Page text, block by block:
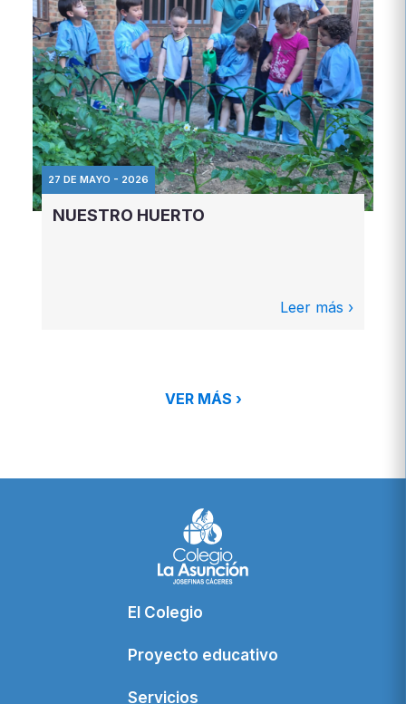
27 DE MAYO - 2026
NUESTRO HUERTO
Leer más ›
VER MÁS ›
El Colegio
Proyecto educativo
Servicios